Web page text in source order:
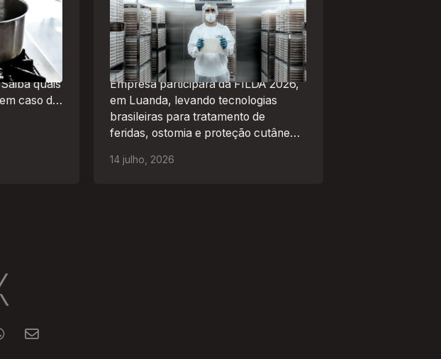
risco
casa
o
quais
caso de
uma das 13 empresas brasileiras
selecionadas para representar o
Brasil na maior feira de negócios
de Angola
Empresa participará da FILDA 2026,
em Luanda, levando tecnologias
brasileiras para tratamento de
feridas, ostomia e proteção cutânea
14 julho 2026
